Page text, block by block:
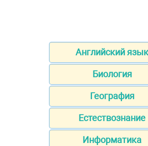
Английский язык
Биология
География
Естествознание
Информатика